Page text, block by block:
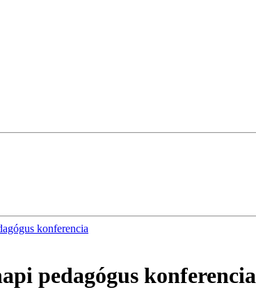
konferencia
pedagógus konferencia